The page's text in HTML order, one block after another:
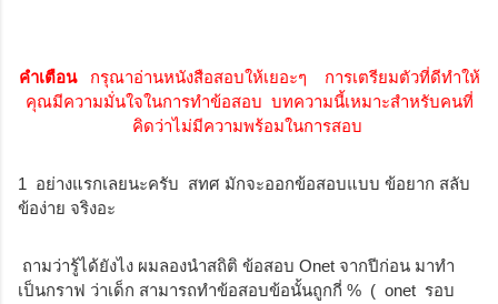
คำเตือนกรุณาอ่านหนังสือสอบให้เยอะๆ การเตรียมตัวที่ดีทำให้
คุณมีความมั่นใจในการทำข้อสอบ บทความนี้เหมาะสำหรับคนที่
คิดว่าไม่มีความพร้อมในการสอบ
1 อย่างแรกเลยนะครับ สทศ มักจะออกข้อสอบแบบ ข้อยาก สลับ
ข้อง่าย จริงอะ
ถามว่ารู้ได้ยังไง ผมลองนำสถิติ ข้อสอบ Onet จากปีก่อน มาทำ
เป็นกราฟ ว่าเด็ก สามารถทำข้อสอบข้อนั้นถูกกี่ % ( onet รอบ